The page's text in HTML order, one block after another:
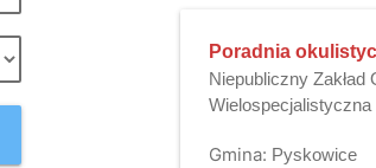
Poradnia
Niepubliczny
Wielospecjalistyczna
Gmina: Pyskowice